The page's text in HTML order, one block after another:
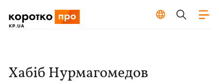
Хабіб Нурмагомедов